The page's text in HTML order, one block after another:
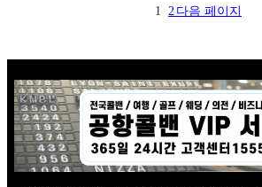
1 2 다음 페이지